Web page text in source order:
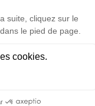
Le
Église